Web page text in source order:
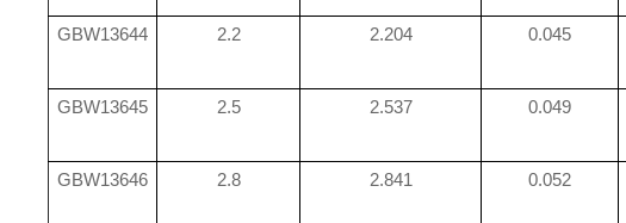
GBW13644 2.2 2.204 0.045
GBW13645 2.5 2.537 0.049
GBW13646 2.8 2.841 0.052